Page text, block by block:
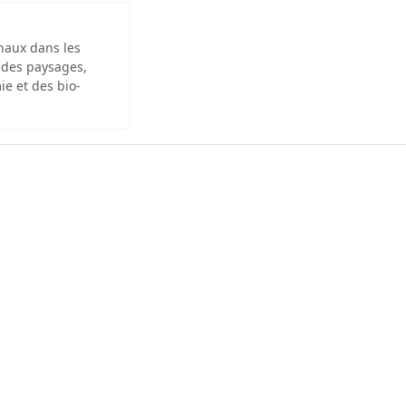
dans les
paysages,
et des bio-